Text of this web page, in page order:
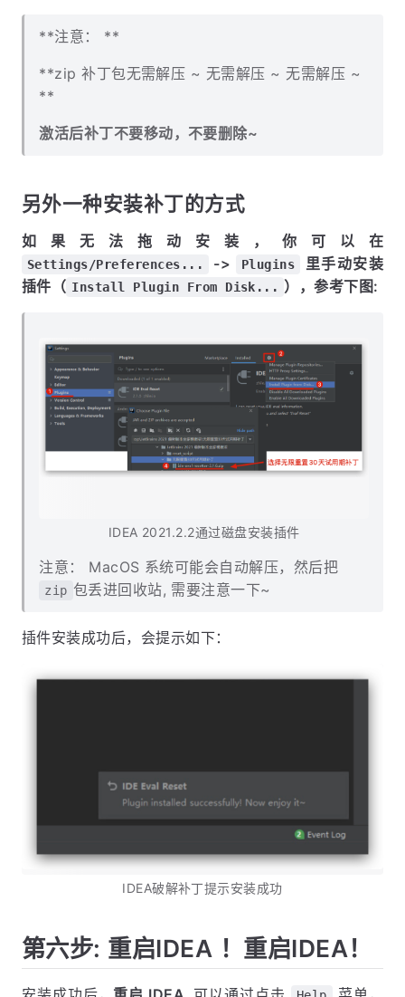
**注意： **
**zip 补丁包无需解压 ~ 无需解压 ~ 无需解压 ~
**
激活后补丁不要移动，不要删除~
另外一种安装补丁的方式
如果无法拖动安装，你可以在
Settings/Preferences... -> Plugins
里手动安装
插件（ Install Plugin From Disk... ），参考下图:
IDEA 2021.2.2通过磁盘安装插件
注意： MacOS 系统可能会自动解压，然后把
zip 包丢进回收站, 需要注意一下~
插件安装成功后，会提示如下：
IDEA破解补丁提示安装成功
第六步: 重启IDEA ！重启IDEA！